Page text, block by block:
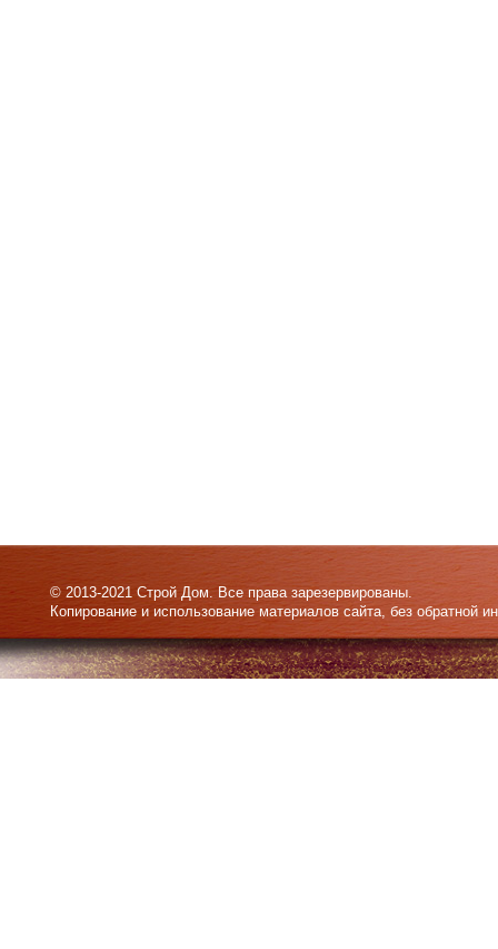
© 2013-2021 Строй Дом. Все права зарезервированы.
Копирование и использование материалов сайта, без обратной